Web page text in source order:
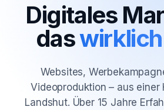
Digitales
das
Websites,
Videoproduktion – aus einer
Landshut. Über 15 Jahre